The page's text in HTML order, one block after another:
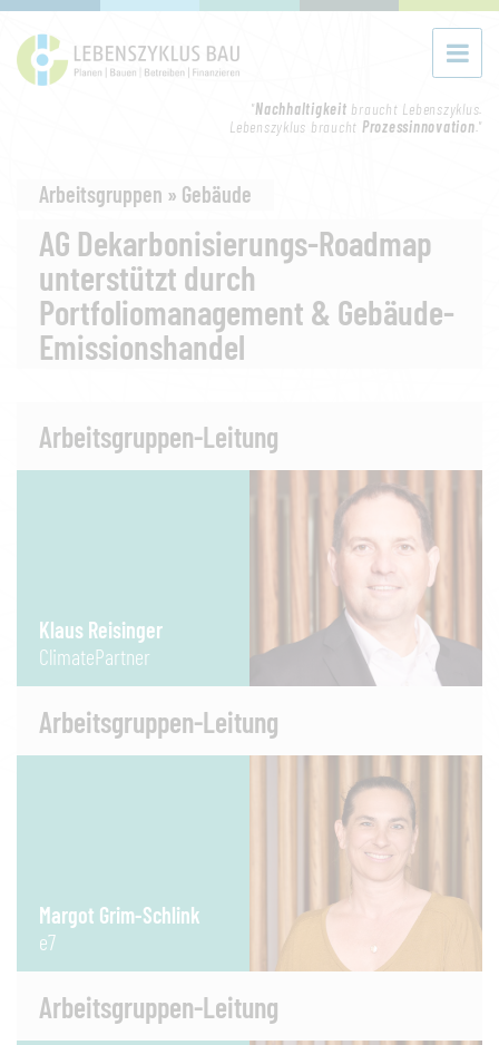
"Nachhaltigkeit braucht Lebenszyklus.
Lebenszyklus braucht Prozessinnovation."
Arbeitsgruppen » Gebäude
AG Dekarbonisierungs-Roadmap
unterstützt durch
Portfoliomanagement & Gebäude-
Emissionshandel
Arbeitsgruppen-Leitung
Klaus Reisinger
ClimatePartner
Arbeitsgruppen-Leitung
Margot Grim-Schlink
e7
Arbeitsgruppen-Leitung